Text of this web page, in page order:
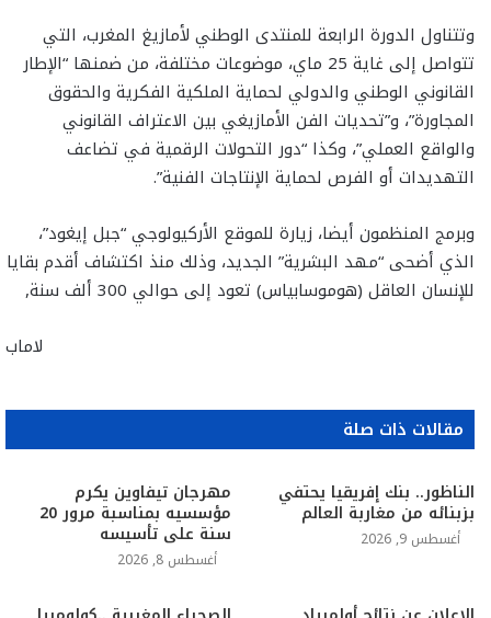
وتتناول الدورة الرابعة للمنتدى الوطني لأمازيغ المغرب، التي
تتواصل إلى غاية 25 ماي، موضوعات مختلفة، من ضمنها “الإطار
القانوني الوطني والدولي لحماية الملكية الفكرية والحقوق
المجاورة”، و”تحديات الفن الأمازيغي بين الاعتراف القانوني
والواقع العملي”، وكذا “دور التحولات الرقمية في تضاعف
التهديدات أو الفرص لحماية الإنتاجات الفنية”.
وبرمج المنظمون أيضا، زيارة للموقع الأركيولوجي “جبل إيغود”،
الذي أضحى “مهد البشرية” الجديد، وذلك منذ اكتشاف أقدم بقايا
للإنسان العاقل (هوموسابياس) تعود إلى حوالي 300 ألف سنة,
لاماب
مقالات ذات صلة
الناظور.. بنك إفريقيا يحتفي
بزبنائه من مغاربة العالم
أغسطس 9, 2026
مهرجان تيفاوين يكرم
مؤسسيه بمناسبة مرور 20
سنة على تأسيسه
أغسطس 8, 2026